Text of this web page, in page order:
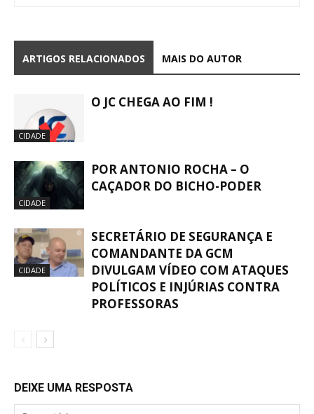
ARTIGOS RELACIONADOS MAIS DO AUTOR
CIDADE
O JC CHEGA AO FIM !
CIDADE
POR ANTONIO ROCHA – O
CAÇADOR DO BICHO-PODER
CIDADE
SECRETÁRIO DE SEGURANÇA E
COMANDANTE DA GCM
DIVULGAM VÍDEO COM ATAQUES
POLÍTICOS E INJÚRIAS CONTRA
PROFESSORAS
DEIXE UMA RESPOSTA